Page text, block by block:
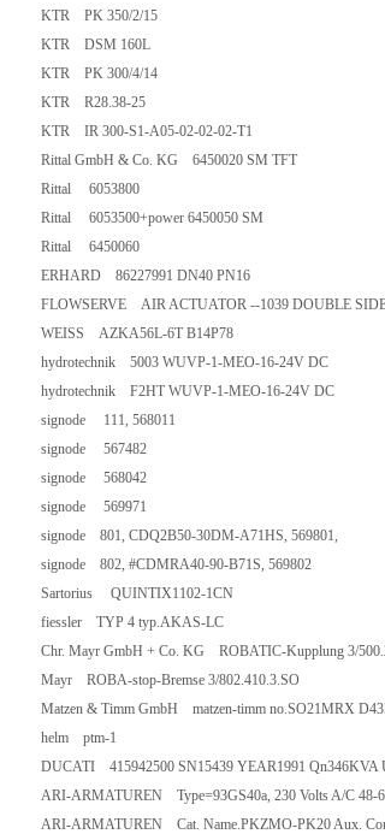
KTR PK 350/2/15
KTR DSM 160L
KTR PK 300/4/14
KTR R28.38-25
KTR IR 300-S1-A05-02-02-02-T1
Rittal GmbH & Co. KG 6450020 SM TFT
Rittal 6053800
Rittal 6053500+power 6450050 SM
Rittal 6450060
ERHARD 86227991 DN40 PN16
FLOWSERVE AIR ACTUATOR --1039 DOUBLE
WEISS AZKA56L-6T B14P78
hydrotechnik 5003 WUVP-1-MEO-16-24V DC
hydrotechnik F2HT WUVP-1-MEO-16-24V DC
signode 111, 568011
signode 567482
signode 568042
signode 569971
signode 801, CDQ2B50-30DM-A71HS, 569801,
signode 802, #CDMRA40-90-B71S, 569802
Sartorius QUINTIX1102-1CN
fiessler TYP 4 typ.AKAS-LC
Chr. Mayr GmbH + Co. KG ROBATIC-Kupplung 3/
Mayr ROBA-stop-Bremse 3/802.410.3.SO
Matzen & Timm GmbH matzen-timm no.SO21MRX
helm ptm-1
DUCATI 415942500 SN15439 YEAR1991 Qn346KVA
ARI-ARMATUREN Type=93GS40a, 230 Volts A/C 48-
ARI-ARMATUREN Cat. Name.PKZMO-PK20 Aux.